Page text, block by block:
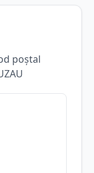
poștal